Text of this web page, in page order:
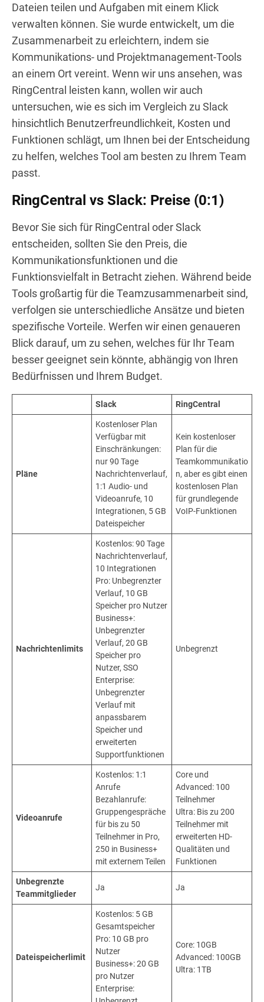
Dateien teilen und Aufgaben mit einem Klick
verwalten können. Sie wurde entwickelt, um die
Zusammenarbeit zu erleichtern, indem sie
Kommunikations- und Projektmanagement-Tools
an einem Ort vereint. Wenn wir uns ansehen, was
RingCentral leisten kann, wollen wir auch
untersuchen, wie es sich im Vergleich zu Slack
hinsichtlich Benutzerfreundlichkeit, Kosten und
Funktionen schlägt, um Ihnen bei der Entscheidung
zu helfen, welches Tool am besten zu Ihrem Team
passt.
RingCentral vs Slack: Preise (0:1)
Bevor Sie sich für RingCentral oder Slack
entscheiden, sollten Sie den Preis, die
Kommunikationsfunktionen und die
Funktionsvielfalt in Betracht ziehen. Während beide
Tools großartig für die Teamzusammenarbeit sind,
verfolgen sie unterschiedliche Ansätze und bieten
spezifische Vorteile. Werfen wir einen genaueren
Blick darauf, um zu sehen, welches für Ihr Team
besser geeignet sein könnte, abhängig von Ihren
Bedürfnissen und Ihrem Budget.
Slack RingCentral
Pläne
Kostenloser Plan
Verfügbar mit
Einschränkungen:
nur 90 Tage
Nachrichtenverlauf,
1:1 Audio- und
Videoanrufe, 10
Integrationen, 5 GB
Dateispeicher
Kein kostenloser
Plan für die
Teamkommunikatio
n, aber es gibt einen
kostenlosen Plan
für grundlegende
VoIP-Funktionen
Nachrichtenlimits
Kostenlos: 90 Tage
Nachrichtenverlauf,
10 Integrationen
Pro: Unbegrenzter
Verlauf, 10 GB
Speicher pro Nutzer
Business+:
Unbegrenzter
Verlauf, 20 GB
Speicher pro
Nutzer, SSO
Enterprise:
Unbegrenzter
Verlauf mit
anpassbarem
Speicher und
erweiterten
Supportfunktionen
Unbegrenzt
Videoanrufe
Kostenlos: 1:1
Anrufe
Bezahlanrufe:
Gruppengespräche
für bis zu 50
Teilnehmer in Pro,
250 in Business+
mit externem Teilen
Core und
Advanced: 100
Teilnehmer
Ultra: Bis zu 200
Teilnehmer mit
erweiterten HD-
Qualitäten und
Funktionen
Unbegrenzte
Teammitglieder
Ja Ja
Dateispeicherlimit
Kostenlos: 5 GB
Gesamtspeicher
Pro: 10 GB pro
Nutzer
Business+: 20 GB
pro Nutzer
Enterprise:
Core: 10GB
Advanced: 100GB
Ultra: 1TB